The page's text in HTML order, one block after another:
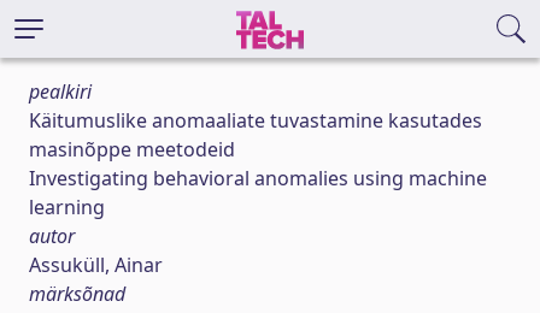
pealkiri
Käitumuslike anomaaliate tuvastamine kasutades
masinõppe meetodeid
Investigating behavioral anomalies using machine
learning
autor
Assuküll, Ainar
märksõnad